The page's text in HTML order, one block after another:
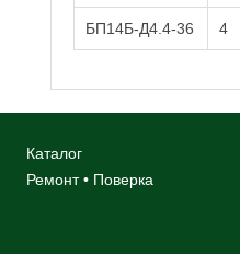
БП14Б-Д4.4-36 4
Каталог
Ремонт • Поверка